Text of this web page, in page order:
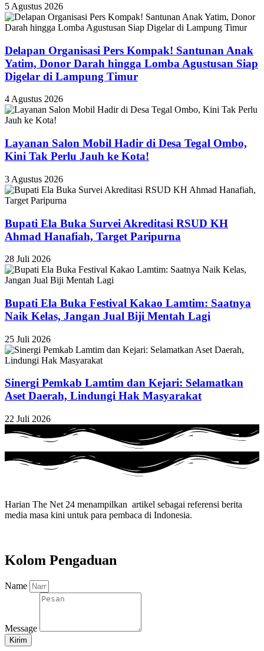
5 Agustus 2026
Delapan Organisasi Pers Kompak! Santunan Anak
Yatim, Donor Darah hingga Lomba Agustusan Siap
Digelar di Lampung Timur
4 Agustus 2026
Layanan Salon Mobil Hadir di Desa Tegal Ombo,
Kini Tak Perlu Jauh ke Kota!
3 Agustus 2026
Bupati Ela Buka Survei Akreditasi RSUD KH
Ahmad Hanafiah, Target Paripurna
28 Juli 2026
Bupati Ela Buka Festival Kakao Lamtim: Saatnya
Naik Kelas, Jangan Jual Biji Mentah Lagi
25 Juli 2026
Sinergi Pemkab Lamtim dan Kejari: Selamatkan
Aset Daerah, Lindungi Hak Masyarakat
22 Juli 2026
Harian The Net 24 menampilkan artikel sebagai referensi berita
media masa kini untuk para pembaca di Indonesia.
Kolom Pengaduan
Name
Message
Kirim